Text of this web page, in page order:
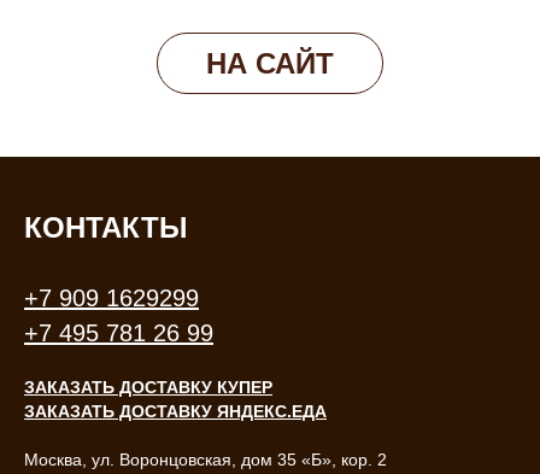
НА САЙТ
КОНТАКТЫ
+7 909 1629299
+7 495 781 26 99
ЗАКАЗАТЬ ДОСТАВКУ КУПЕР
ЗАКАЗАТЬ ДОСТАВКУ ЯНДЕКС.ЕДА
Москва, ул. Воронцовская, дом 35 «Б», кор. 2